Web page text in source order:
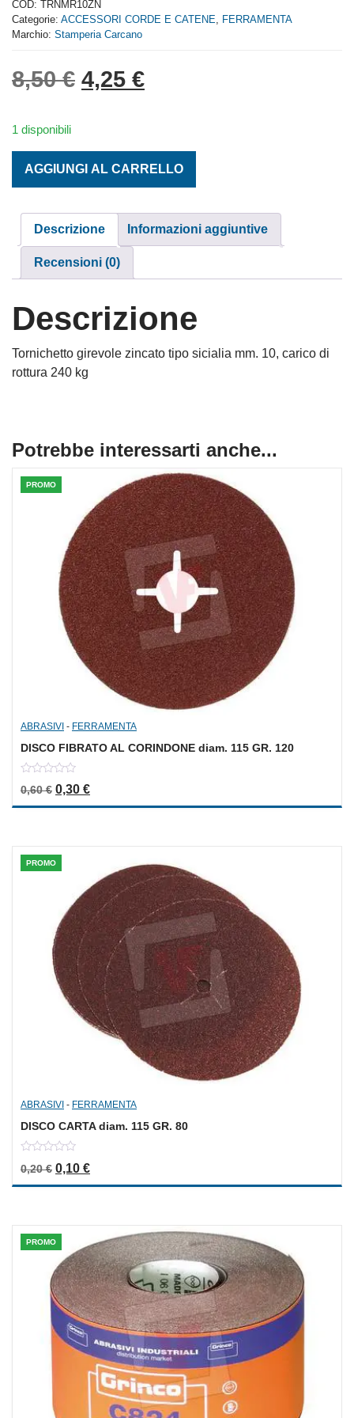
of
5
COD: TRNMR10ZN
Categorie: ACCESSORI CORDE E CATENE
FERRAMENTA
Marchio: Stamperia Carcano
8,50€ Il prezzo originale era:
4,25 €Il prezzo attuale è:
1 disponibili
AGGIUNGI AL CARRELLO
Descrizione Informazioni aggiuntive
Recensioni (0)
Descrizione
Tornichetto girevole zincato tipo sicialia mm. 10, carico di
rottura 240 kg
Potrebbe interessarti anche...
PROMO
ABRASIVI - FERRAMENTA
DISCO FIBRATO AL CORINDONE diam. 115 GR. 120
out
of
0,60€ Il prezzo originale era: 0,60 €.
0,30 €Il prezzo attuale è: 0,30 €.
PROMO
ABRASIVI - FERRAMENTA
DISCO CARTA diam. 115 GR. 80
out
0,20€ Il prezzo originale era: 0,20 €.
0,10 €Il prezzo attuale è: 0,10 €.
PROMO